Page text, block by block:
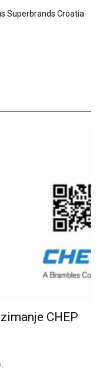
Superbrands Croatia
CHEP